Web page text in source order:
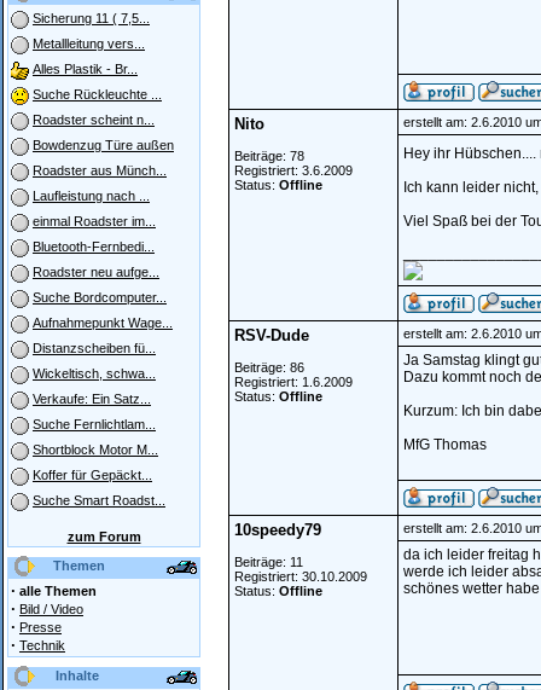
Sicherung 11 ( 7,5...
Metallleitung vers...
Alles Plastik - Br...
Suche Rückleuchte ...
Roadster scheint n...
Bowdenzug Türe außen
Roadster aus Münch...
Laufleistung nach ...
einmal Roadster im...
Bluetooth-Fernbedi...
Roadster neu aufge...
Suche Bordcomputer...
Aufnahmepunkt Wage...
Distanzscheiben fü...
Wickeltisch, schwa...
Verkaufe: Ein Satz...
Suche Fernlichtlam...
Shortblock Motor M...
Koffer für Gepäckt...
Suche Smart Roadst...
zum Forum
Themen
· alle Themen
· Bild / Video
· Presse
· Technik
Inhalte
Nito
Beiträge: 78
Registriert: 3.6.2009
Status: Offline
erstellt am: 2.6.2010
Hey ihr
Ich kann leider
Viel Spaß bei der
RSV-Dude
Beiträge: 86
Registriert: 1.6.2009
Status: Offline
erstellt am: 2.6.2010
Ja Samstag klingt
Dazu kommt noch
Kurzum: Ich bin
MfG Thomas
10speedy79
Beiträge: 11
Registriert: 30.10.2009
Status: Offline
erstellt am: 2.6.2010
da ich leider freitag
werde ich leider
schönes wetter